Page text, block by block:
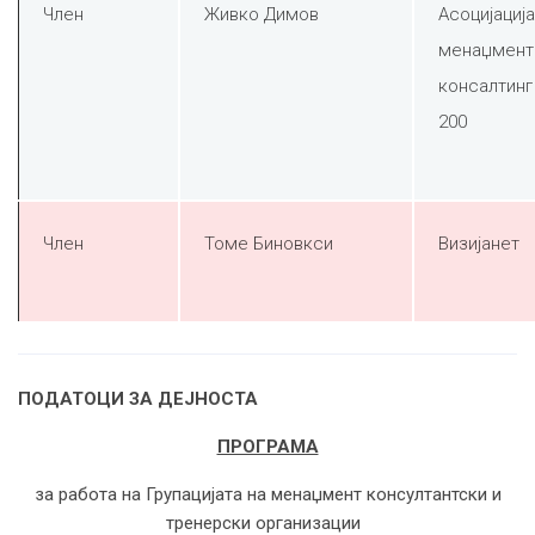
Член Живко Димов
менаџмент
200
Член Томе Биновкси Визијанет
ПОДАТОЦИ ЗА ДЕЈНОСТА
ПРОГРАМА
за работа на Групацијата на менаџмент консултантски и
тренерски организации